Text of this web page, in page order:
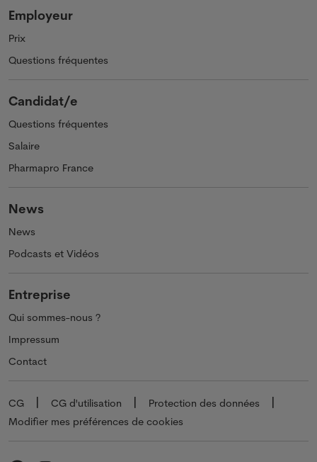
Employeur
Prix
Questions fréquentes
Candidat/e
Questions fréquentes
Salaire
Pharmapro France
News
News
Podcasts et Vidéos
Entreprise
Qui sommes-nous ?
Impressum
Contact
CG CG d'utilisation
Protection des données
Modifier mes préférences de cookies